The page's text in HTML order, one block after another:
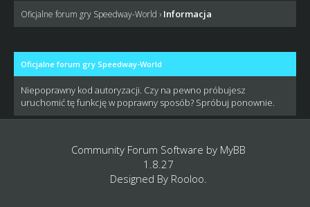
Oficjalne forum gry Speedway-World › Informacja
Oficjalne forum gry Speedway-World
Niepoprawny kod autoryzacji. Czy na pewno próbujesz
uruchomić tę funkcję w poprawny sposób? Spróbuj ponownie.
Community Forum Software by MyBB
1.8.27
Designed By Rooloo.